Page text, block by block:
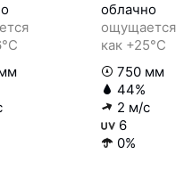
облачно
ощущается
как +25°C
750 мм
44%
2 м/с
6
0%